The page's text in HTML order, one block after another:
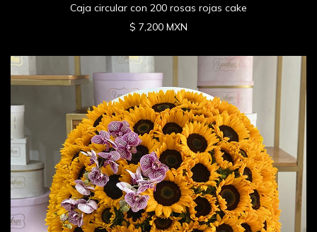
Caja circular con 200 rosas rojas cake
$ 7,200 MXN